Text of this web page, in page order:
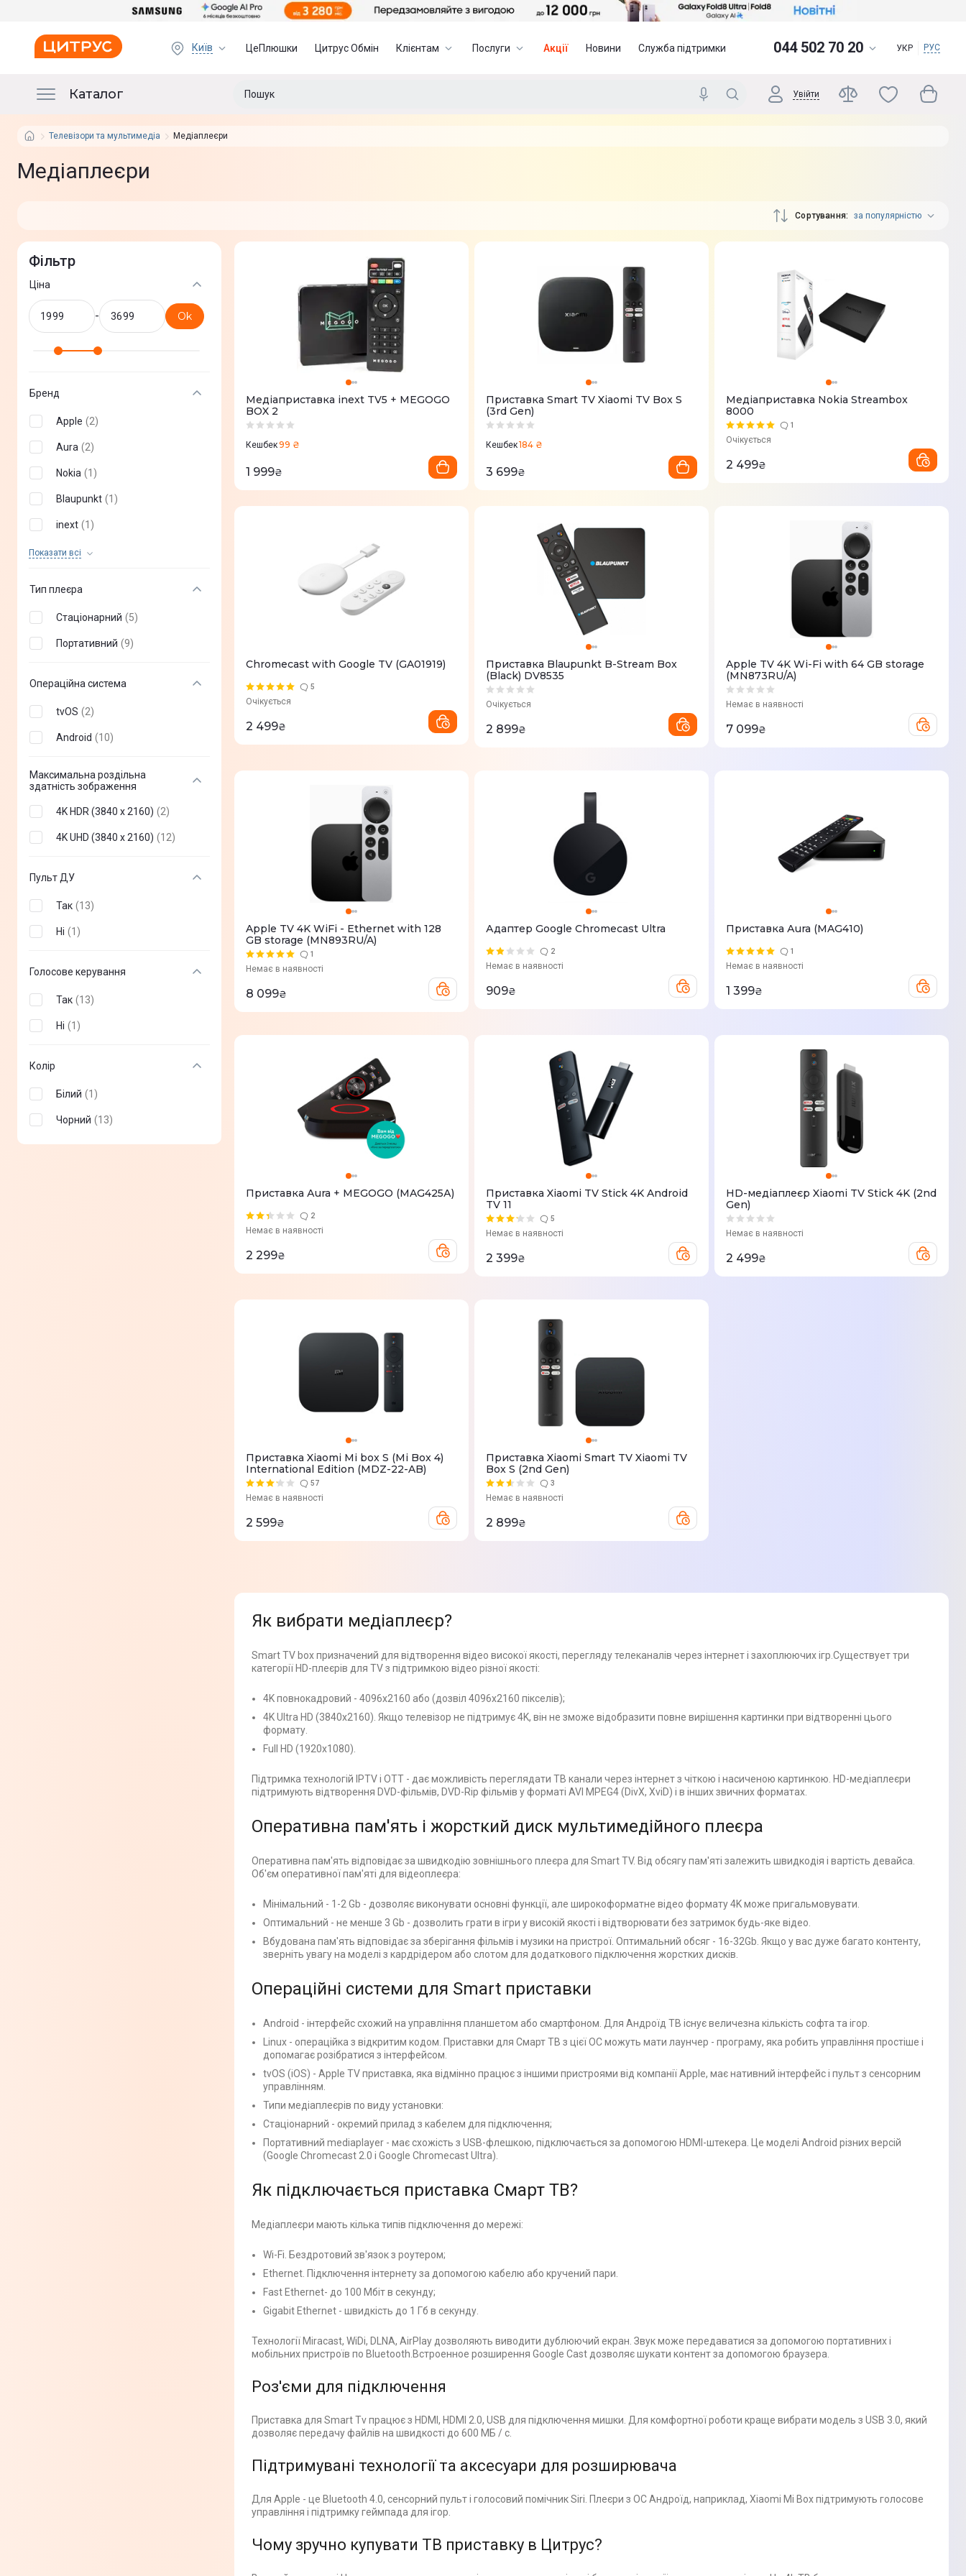
Київ ЦеПлюшки Цитрус Обмін Клієнтам Послуги Акції Новини Служба підтримки 044 502 70 20 УКР РУС
Каталог Увійти
Телевізори та мультимедіа Медіаплеєри
Медіаплеєри
Сортування за популярністю
Фільтр
Ціна
- Ok
Бренд
Apple (2)
Aura (2)
Nokia (1 )
Blaupunkt (1 )
inext (1 )
Показати всi
Xiaomi (
Тип плеєра
Стаціонарний (5)
Портативний (9)
Операційна система
tvOS (2)
Android (10)
Максимальна роздільна
здатність зображення
4K HDR (3840 x 2160) (2)
4K UHD (3840 х 2160) (12)
Пульт ДУ
Так (13)
Ні (1 )
Голосове керування
Так (13)
Ні (1 )
Колір
Білий (1 )
Чорний (13)
Медіаприставка inext TV5 + MEGOGO
BOX 2
Кешбек99 ₴
1 999₴
Приставка Smart TV Xiaomi TV Box S
(3rd Gen)
Кешбек184 ₴
3 699₴
Медіаприставка Nokia Streambox
8000
1
Очікується
2 499₴
Chromecast with Google TV (GA01919)
5
Очікується
2 499₴
Приставка Blaupunkt B-Stream Box
(Black) DV8535
Очікується
2 899₴
Apple TV 4K Wi-Fi with 64 GB storage
(MN873RU/A)
Немає в наявності
7 099₴
Apple TV 4K WiFi - Ethernet with 128
GB storage (MN893RU/A)
1
Немає в наявності
8 099₴
Адаптер Google Chromecast Ultra
2
Немає в наявності
909₴
Приставка Аura (MAG410)
1
Немає в наявності
1 399₴
Приставка Аura + MEGOGO (MAG425А)
2
Немає в наявності
2 299₴
Приставка Xiaomi TV Stick 4K Android
TV 11
5
Немає в наявності
2 399₴
HD-медіаплеєр Xiaomi TV Stick 4K (2nd
Gen)
Немає в наявності
2 499₴
Приставка Xiaomi Mi box S (Mi Box 4)
International Edition (MDZ-22-AB)
57
Немає в наявності
2 599₴
Приставка Xiaomi Smart TV Xiaomi TV
Box S (2nd Gen)
3
Немає в наявності
2 899₴
Як вибрати медіаплеєр?
Smart TV box призначений для відтворення відео високої якості, перегляду телеканалів через інтернет і захоплюючих ігр.Существует три
категорії HD-плеєрів для TV з підтримкою відео різної якості:
4K повнокадровий - 4096x2160 або (дозвіл 4096x2160 пікселів);
4K Ultra HD (3840x2160). Якщо телевізор не підтримує 4K, він не зможе відобразити повне вирішення картинки при відтворенні цього
формату.
Full HD (1920x1080).
Підтримка технологій IPTV і OTT - дає можливість переглядати ТВ канали через інтернет з чіткою і насиченою картинкою. HD-медіаплеєри
підтримують відтворення DVD-фільмів, DVD-Rip фільмів у форматі AVI MPEG4 (DivX, XviD) і в інших звичних форматах.
Оперативна пам'ять і жорсткий диск мультимедійного плеєра
Оперативна пам'ять відповідає за швидкодію зовнішнього плеєра для Smart TV. Від обсягу пам'яті залежить швидкодія і вартість девайса.
Об'єм оперативної пам'яті для відеоплеєра:
Мінімальний - 1-2 Gb - дозволяє виконувати основні функції, але широкоформатне відео формату 4K може пригальмовувати.
Оптимальний - не менше 3 Gb - дозволить грати в ігри у високій якості і відтворювати без затримок будь-яке відео.
Вбудована пам'ять відповідає за зберігання фільмів і музики на пристрої. Оптимальний обсяг - 16-32Gb. Якщо у вас дуже багато контенту,
зверніть увагу на моделі з кардрідером або слотом для додаткового підключення жорстких дисків.
Операційні системи для Smart приставки
Android - інтерфейс схожий на управління планшетом або смартфоном. Для Андроїд ТВ існує величезна кількість софта та ігор.
Linux - операційка з відкритим кодом. Приставки для Смарт ТВ з цієї ОС можуть мати лаунчер - програму, яка робить управління простіше і
допомагає розібратися з інтерфейсом.
tvOS (iOS) - Apple TV приставка, яка відмінно працює з іншими пристроями від компанії Apple, має нативний інтерфейс і пульт з сенсорним
управлінням.
Типи медіаплеєрів по виду установки:
Стаціонарний - окремий прилад з кабелем для підключення;
Портативний mediaplayer - має схожість з USB-флешкою, підключається за допомогою HDMI-штекера. Це моделі Android різних версій
(Google Chromecast 2.0 і Google Chromecast Ultra).
Як підключається приставка Смарт ТВ?
Медіаплеєри мають кілька типів підключення до мережі:
Wi-Fi. Бездротовий зв'язок з роутером;
Ethernet. Підключення інтернету за допомогою кабелю або кручений пари.
Fast Ethernet- до 100 Мбіт в секунду;
Gigabit Ethernet - швидкість до 1 Гб в секунду.
Технології Miracast, WiDi, DLNA, AirPlay дозволяють виводити дублюючий екран. Звук може передаватися за допомогою портативних і
мобільних пристроїв по Bluetooth.Встроенное розширення Google Cast дозволяє шукати контент за допомогою браузера.
Роз'єми для підключення
Приставка для Smart Tv працює з HDMI, HDMI 2.0, USB для підключення мишки. Для комфортної роботи краще вибрати модель з USB 3.0, який
дозволяє передачу файлів на швидкості до 600 МБ / с.
Підтримувані технології та аксесуари для розширювача
Для Apple - це Bluetooth 4.0, сенсорний пульт і голосовий помічник Siri. Плеєри з ОС Андроїд, наприклад, Xiaomi Mi Box підтримують голосове
управління і підтримку геймпада для ігор.
Чому зручно купувати ТВ приставку в Цитрус?